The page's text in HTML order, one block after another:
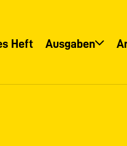
Heft Ausgaben